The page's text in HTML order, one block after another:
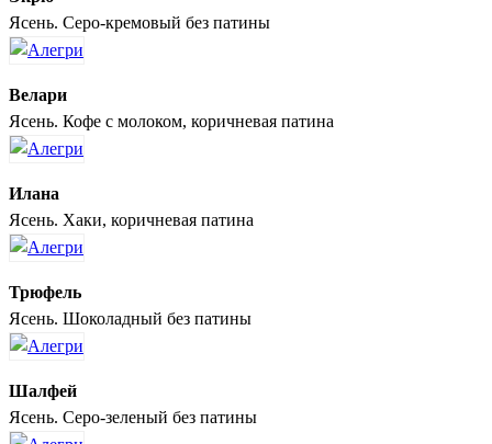
Ясень. Серо-кремовый без патины
Велари
Ясень. Кофе с молоком, коричневая патина
Илана
Ясень. Хаки, коричневая патина
Трюфель
Ясень. Шоколадный без патины
Шалфей
Ясень. Серо-зеленый без патины